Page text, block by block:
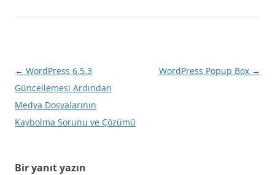
Yazı
dolaşımı
← WordPress 6.5.3
Güncellemesi Ardından
Medya Dosyalarının
Kaybolma Sorunu ve Çözümü
WordPress Popup Box →
Bir yanıt yazın